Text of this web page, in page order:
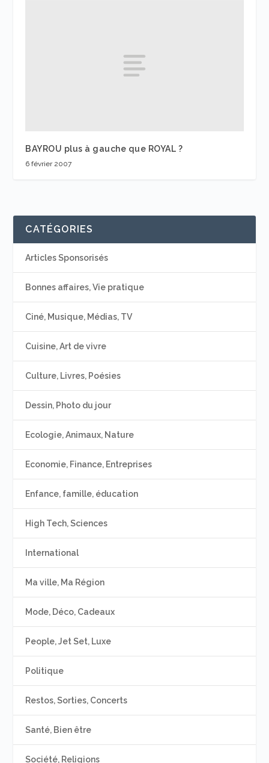
BAYROU plus à gauche que ROYAL ?
6 février 2007
CATÉGORIES
Articles Sponsorisés
Bonnes affaires, Vie pratique
Ciné, Musique, Médias, TV
Cuisine, Art de vivre
Culture, Livres, Poésies
Dessin, Photo du jour
Ecologie, Animaux, Nature
Economie, Finance, Entreprises
Enfance, famille, éducation
High Tech, Sciences
International
Ma ville, Ma Région
Mode, Déco, Cadeaux
People, Jet Set, Luxe
Politique
Restos, Sorties, Concerts
Santé, Bien être
Société, Religions